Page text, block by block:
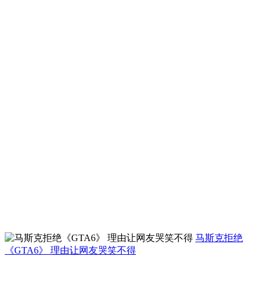
马斯克拒绝
《GTA6》 理由让网友哭笑不得